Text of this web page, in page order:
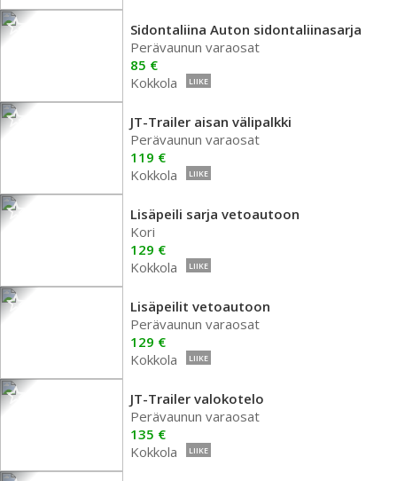
Sidontaliina Auton sidontaliinasarja
Perävaunun varaosat
85 €
Kokkola
LIIKE
JT-Trailer aisan välipalkki
Perävaunun varaosat
119 €
Kokkola
LIIKE
Lisäpeili sarja vetoautoon
Kori
129 €
Kokkola
LIIKE
Lisäpeilit vetoautoon
Perävaunun varaosat
129 €
Kokkola
LIIKE
JT-Trailer valokotelo
Perävaunun varaosat
135 €
Kokkola
LIIKE